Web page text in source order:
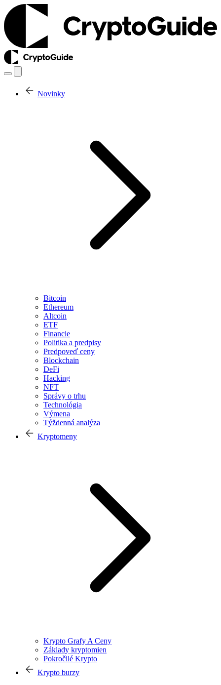
Novinky
Bitcoin
Ethereum
Altcoin
ETF
Financie
Politika a predpisy
Predpoveď ceny
Blockchain
DeFi
Hacking
NFT
Správy o trhu
Technológia
Výmena
Týždenná analýza
Kryptomeny
Krypto Grafy A Ceny
Základy kryptomien
Pokročilé Krypto
Krypto burzy